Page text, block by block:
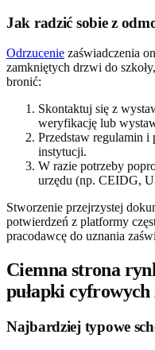
Jak radzić sobie z
Odrzucenie zaświadczenia
zamkniętych drzwi do
bronić:
Skontaktuj się z
weryfikację lub
Przedstaw regulamin
instytucji.
W razie potrzeby
urzędu (np. CEIDG,
Stworzenie przejrzystej
potwierdzeń z platformy
pracodawcę do uznania
Ciemna strona
pułapki cyfrowych
Najbardziej typowe